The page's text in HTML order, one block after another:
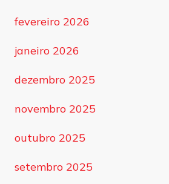
fevereiro 2026
janeiro 2026
dezembro 2025
novembro 2025
outubro 2025
setembro 2025